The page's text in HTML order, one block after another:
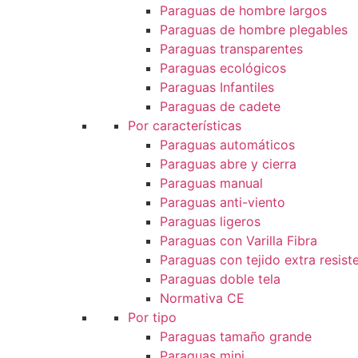
Paraguas de hombre largos
Paraguas de hombre plegables
Paraguas transparentes
Paraguas ecológicos
Paraguas Infantiles
Paraguas de cadete
Por características
Paraguas automáticos
Paraguas abre y cierra
Paraguas manual
Paraguas anti-viento
Paraguas ligeros
Paraguas con Varilla Fibra
Paraguas con tejido extra
Paraguas doble tela
Normativa CE
Por tipo
Paraguas tamaño grande